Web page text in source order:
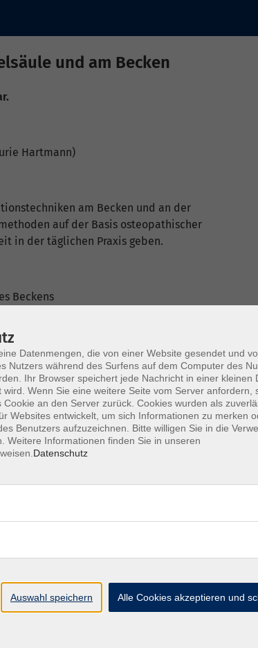
und am Becken
Hartmann)
am Becken und an der
auf der Basis osteopathischer
in der täglichen Praxis geben.
Beckens
Absicherung
der Inhalte in die Praxis aus.
Online oder Präsenz
Online oder Präsenz
Datenmengen, die von einer Website gesendet und
Nutzers während des Surfens auf dem Computer des
Ihr Browser speichert jede Nachricht in einer kleinen
wird. Wenn Sie eine weitere Seite vom Server anfordern,
Cookie an den Server zurück. Cookies wurden als
Websites entwickelt, um sich Informationen zu merken
Benutzers aufzuzeichnen. Bitte willigen Sie in die
Weitere Informationen finden Sie in unseren
Datenschutz
Auswahl speichern Alle Cookies akzeptieren und